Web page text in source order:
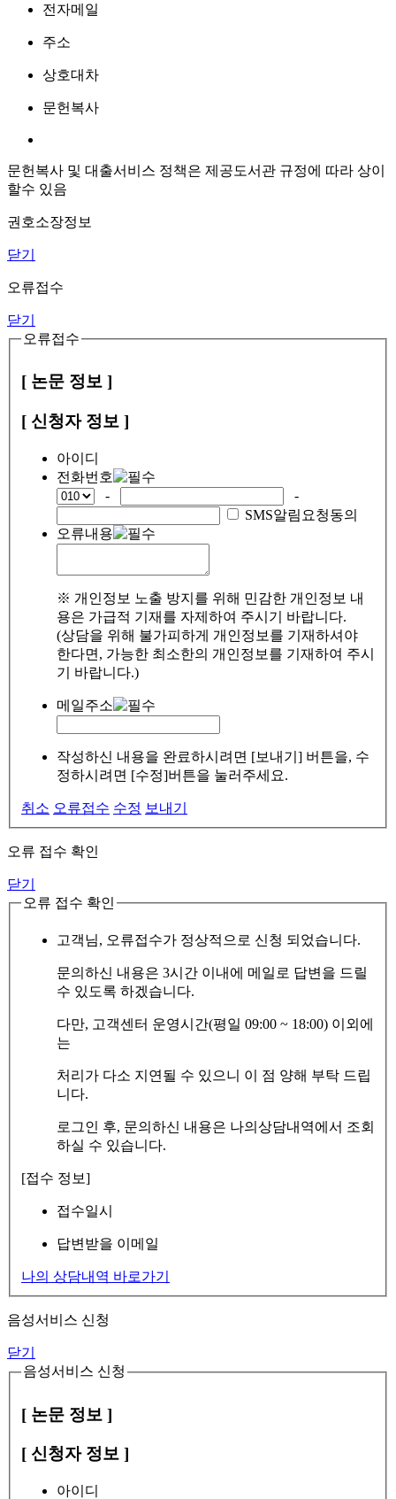
전자메일
주소
상호대차
문헌복사
문헌복사 및 대출서비스 정책은 제공도서관 규정에 따라 상이
할수 있음
권호소장정보
닫기
오류접수
닫기
오류접수
[ 논문 정보 ]
[ 신청자 정보 ]
아이디
전화번호
-
-
SMS알림요청동의
오류내용
※ 개인정보 노출 방지를 위해 민감한 개인정보 내
용은 가급적 기재를 자제하여 주시기 바랍니다.
(상담을 위해 불가피하게 개인정보를 기재하셔야
한다면, 가능한 최소한의 개인정보를 기재하여 주시
기 바랍니다.)
메일주소
작성하신 내용을 완료하시려면 [보내기] 버튼을, 수
정하시려면 [수정]버튼을 눌러주세요.
취소 오류접수 수정 보내기
오류 접수 확인
닫기
오류 접수 확인
고객님, 오류접수가 정상적으로 신청 되었습니다.
문의하신 내용은 3시간 이내에 메일로 답변을 드릴
수 있도록 하겠습니다.
다만, 고객센터 운영시간(평일 09:00 ~ 18:00) 이외에
는
처리가 다소 지연될 수 있으니 이 점 양해 부탁 드립
니다.
로그인 후, 문의하신 내용은 나의상담내역에서 조회
하실 수 있습니다.
[접수 정보]
접수일시
답변받을 이메일
나의 상담내역 바로가기
음성서비스 신청
닫기
음성서비스 신청
[ 논문 정보 ]
[ 신청자 정보 ]
아이디